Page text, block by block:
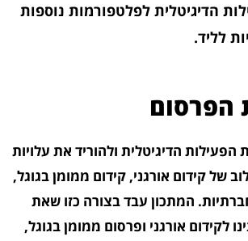
הדיגיטלית לפלטפורמות נוספות
לליד.
הפרסום
הדיגיטלית ולהוריד את עלויות
של קידום אורגני, קידום ממומן בגוגל,
המתכון עבד בצורה כזו שאת
לקידום אורגני ופרסום ממומן בגוגל,